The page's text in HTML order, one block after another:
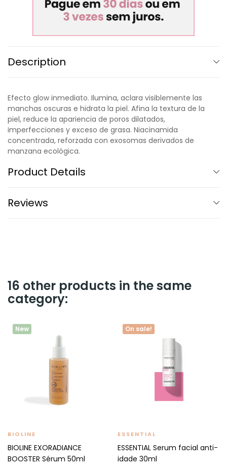
Description
Efecto glow inmediato. Ilumina, aclara visiblemente las
manchas oscuras e hidrata la piel. Afina la textura de la
piel, reduce la apariencia de poros dilatados,
imperfecciones y exceso de grasa. Niacinamida
concentrada, reforzada con exosomas derivados de
manzana ecológica.
Product Details
Reviews
16 other products in the same
category:
New
BIOLINE
BIOLINE EXORADIANCE
BOOSTER Sérum 50ml
On sale!
ESSENTIAL
ESSENTIAL Serum facial anti-
idade 30ml